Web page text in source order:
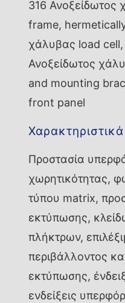
316
frame,
χάλυβας load cell,
Ανοξείδωτος
and mounting
front panel
Προστασία
χωρητικότητας,
τύπου matrix,
εκτύπωσης,
πλήκτρων,
περιβάλλοντος
εκτύπωσης,
ενδείξεις